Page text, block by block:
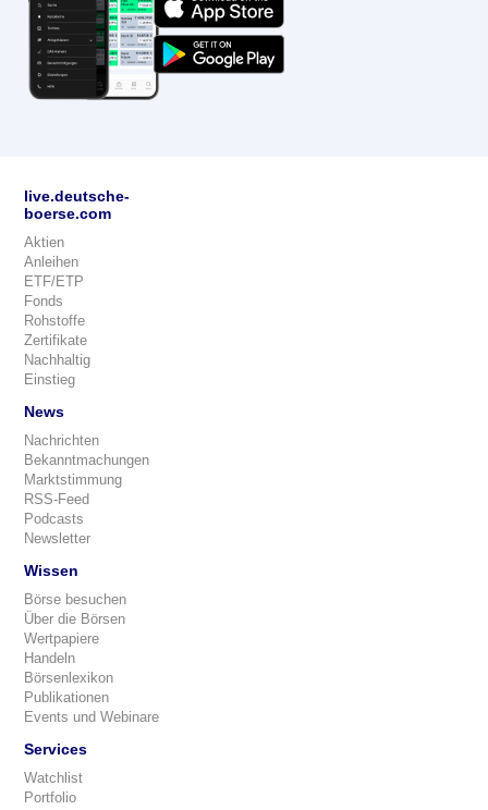
live.deutsche-
boerse.com
Aktien
Anleihen
ETF/ETP
Fonds
Rohstoffe
Zertifikate
Nachhaltig
Einstieg
News
Nachrichten
Bekanntmachungen
Marktstimmung
RSS-Feed
Podcasts
Newsletter
Wissen
Börse besuchen
Über die Börsen
Wertpapiere
Handeln
Börsenlexikon
Publikationen
Events und Webinare
Services
Watchlist
Portfolio